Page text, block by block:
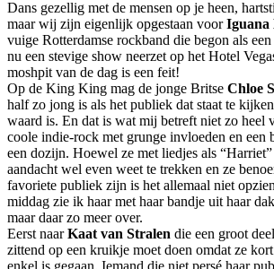
Dans gezellig met de mensen op je heen,
maar wij zijn eigenlijk opgestaan voorIguana
vuige Rotterdamse rockband die begon als
nu een stevige show neerzet op het Hotel
moshpit van de dag is een feit!
Op de King King mag de jonge Britse Chloe
half zo jong is als het publiek dat staat te
waard is. En dat is wat mij betreft niet zo heel
coole indie-rock met grunge invloeden en een
een dozijn. Hoewel ze met liedjes als
aandacht wel even weet te trekken en ze
favoriete publiek zijn is het allemaal niet
middag zie ik haar met haar bandje uit haar
maar daar zo meer over.
Eerst naarKaat van Stralen die een groot
zittend op een kruikje moet doen omdat ze
enkel is gegaan. Iemand die niet persé haar